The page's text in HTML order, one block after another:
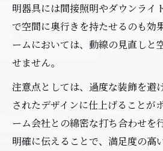
明器具には間接照明やダウンライ
で空間に奥行きを持たせるのも効
ームにおいては、動線の見直しと
せません。
注意点としては、過度な装飾を避
されたデザインに仕上げることが
ーム会社との綿密な打ち合わせを
明確に伝えることで、満足度の高